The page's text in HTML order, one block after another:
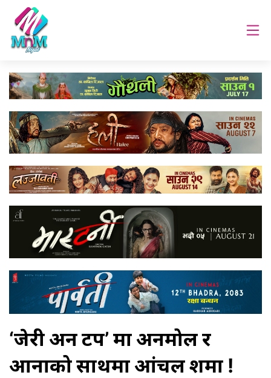
‘जेरी अन टप’ मा अनमोल र
आनाको साथमा आंचल शर्मा !